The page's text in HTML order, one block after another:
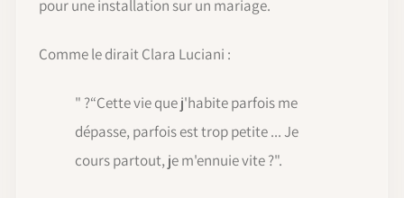
pour une installation sur un mariage.
Comme le dirait Clara Luciani :
" ?“Cette vie que j'habite parfois me
dépasse, parfois est trop petite ... Je
cours partout, je m'ennuie vite ?".